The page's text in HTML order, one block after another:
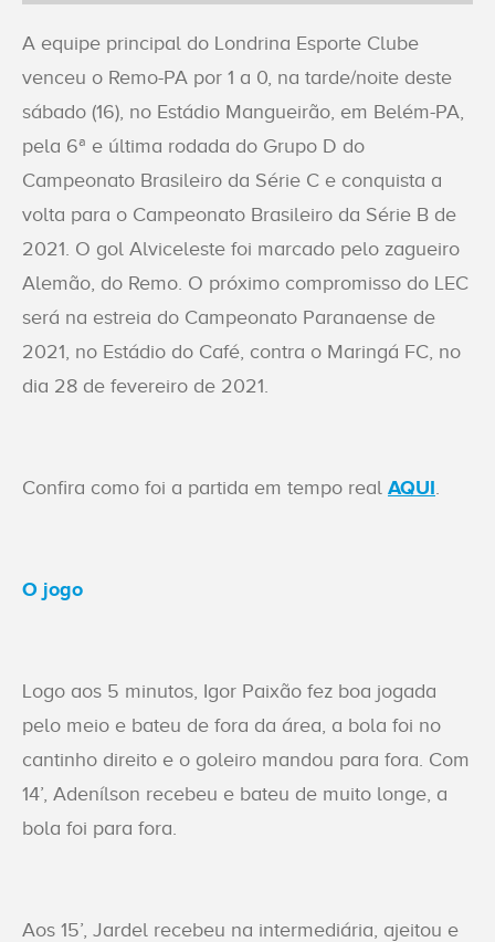
Notícias
A equipe principal do Londrina Esporte Clube
venceu o Remo-PA por 1 a 0, na tarde/noite deste
sábado (16), no Estádio Mangueirão, em Belém-PA,
pela 6ª e última rodada do Grupo D do
Campeonato Brasileiro da Série C e conquista a
volta para o Campeonato Brasileiro da Série B de
2021. O gol Alviceleste foi marcado pelo zagueiro
Alemão, do Remo. O próximo compromisso do LEC
será na estreia do Campeonato Paranaense de
2021, no Estádio do Café, contra o Maringá FC, no
dia 28 de fevereiro de 2021.
Confira como foi a partida em tempo real AQUI
O jogo
Logo aos 5 minutos, Igor Paixão fez boa jogada
pelo meio e bateu de fora da área, a bola foi no
cantinho direito e o goleiro mandou para fora. Com
14’, Adenílson recebeu e bateu de muito longe, a
bola foi para fora.
Aos 15’, Jardel recebeu na intermediária, ajeitou e